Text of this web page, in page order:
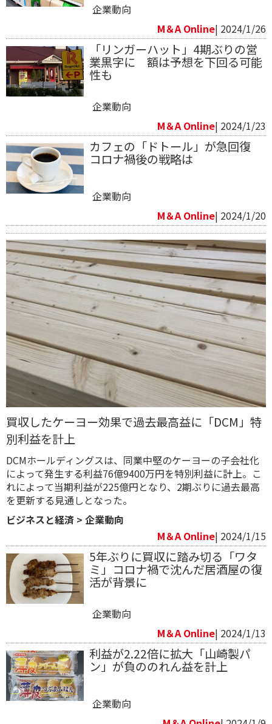
企業動向
M＆A Online| 2024/1/26
「リンガーハット」4期ぶりの営
業黒字に 額は予想を下回る可能
性も
企業動向
M＆A Online| 2024/1/23
カフェの「ドトール」が急回復
コロナ禍後の戦略は
企業動向
M＆A Online| 2024/1/20
買収したケーヨー効果で過去最高益に「DCM」特
別利益を計上
DCMホールディングスは、同業中堅のケーヨーの子会社化
によって発生する利益76億9400万円を特別利益に計上。こ
れによって当期利益が225億円となり、2期ぶりに過去最高
を更新する見通しとなった。
ビジネスと経済 > 企業動向
M＆A Online| 2024/1/15
5年ぶりに買収に踏み切る「ワタ
ミ」コロナ禍で沈んだ居酒屋の復
活が背景に
企業動向
M＆A Online| 2024/1/13
利益が2.22倍に拡大「山崎製パ
ン」が負ののれん益を計上
企業動向